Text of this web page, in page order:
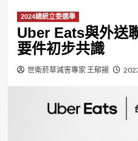
2024總統立委選舉
Uber Eats與外送
要件初步共識
世衛菸草減害專家 王郁揚